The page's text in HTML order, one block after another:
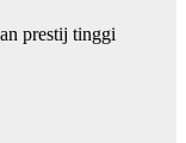
prestij tinggi